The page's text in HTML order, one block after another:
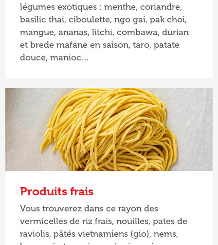
légumes exotiques : menthe, coriandre,
basilic thai, ciboulette, ngo gai, pak choi,
mangue, ananas, litchi, combawa, durian
et brede mafane en saison, taro, patate
douce, manioc…
Produits frais
Vous trouverez dans ce rayon des
vermicelles de riz frais, nouilles, pates de
raviolis, pâtés vietnamiens (gio), nems,